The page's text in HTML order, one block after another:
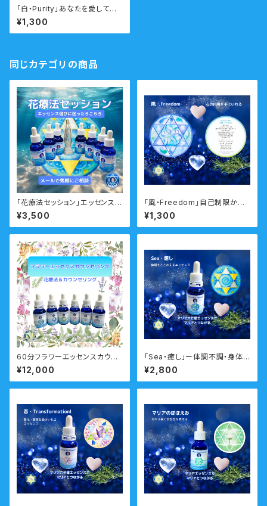
「白・Purity」あなたを愛して癒
すマリアシンボルカード 瞑想
音声ガイド付き
¥1,300
同じカテゴリの商品
「花療法セッション」エッセンス選
びに迷ったらこちらのメニュー
メール
¥3,500
「風・Freedom」自己制限から
自由になるマリアシンボルカー
ド 瞑想音声ガイド付き
¥1,300
60分フラワーエッセンスカウン
セリング 対面・オンライン フ
ラワーエッセンス付
¥12,000
「Sea・癒し」ー体調不調・身体と
心のバランスを調えるー 瞑想
音声ガイド付き マリアウォータ
ーエッセンス・シングル
¥2,800